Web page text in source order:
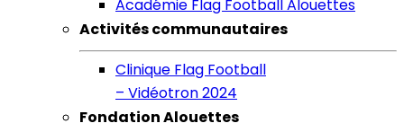
Académie Flag Football Alouettes
Activités communautaires
Clinique Flag Football
– Vidéotron 2024
Fondation Alouettes